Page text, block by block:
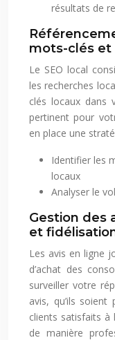
résultats de
mots-clés et
Le SEO local
les recherches
clés locaux dans
pertinent pour
en place une
Identifier les
locaux
Analyser le
Gestion des
et
Les avis en ligne
d’achat des
surveiller votre
avis, qu’ils
clients satisfaits à
de manière